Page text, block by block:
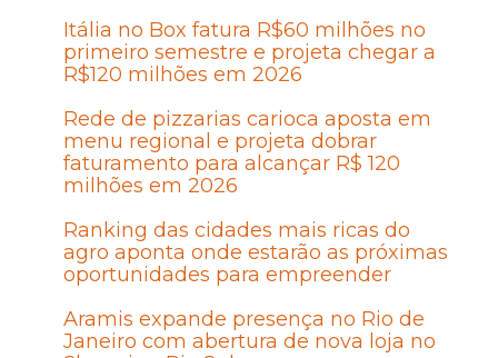
Itália no Box fatura R$60 milhões no
primeiro semestre e projeta chegar a
R$120 milhões em 2026
Rede de pizzarias carioca aposta em
menu regional e projeta dobrar
faturamento para alcançar R$ 120
milhões em 2026
Ranking das cidades mais ricas do
agro aponta onde estarão as próximas
oportunidades para empreender
Aramis expande presença no Rio de
Janeiro com abertura de nova loja no